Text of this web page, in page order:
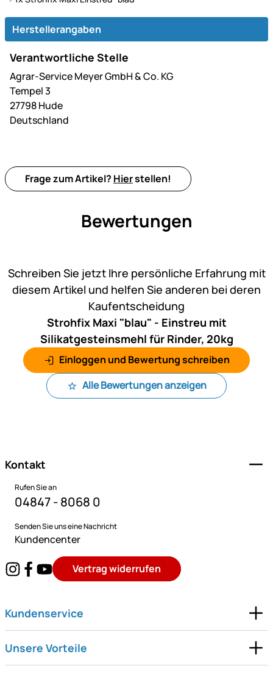
Herstellerangaben
Verantwortliche Stelle
Agrar-Service Meyer GmbH & Co. KG
Tempel 3
27798 Hude
Deutschland
Frage zum Artikel? Hierstellen!
Bewertungen
Schreiben Sie jetzt Ihre persönliche Erfahrung mit
diesem Artikel und helfen Sie anderen bei deren
Kaufentscheidung
Strohfix Maxi "blau" - Einstreu mit
Silikatgesteinsmehl für Rinder, 20kg
Einloggen und Bewertung schreiben
Alle Bewertungen anzeigen
Kontakt
Rufen Sie an
04847 - 8068 0
Senden Sie uns eine Nachricht
Kundencenter
Vertrag widerrufen
Kundenservice
Unsere Vorteile